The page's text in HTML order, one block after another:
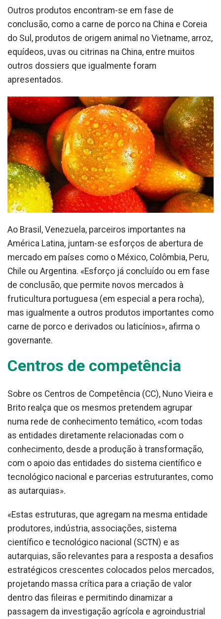
Outros produtos encontram-se em fase de
conclusão, como a carne de porco na China e Coreia
do Sul, produtos de origem animal no Vietname, arroz,
equídeos, uvas ou citrinas na China, entre muitos
outros dossiers que igualmente foram
apresentados.
Ao Brasil, Venezuela, parceiros importantes na
América Latina, juntam-se esforços de abertura de
mercado em países como o México, Colômbia, Peru,
Chile ou Argentina. «Esforço já concluído ou em fase
de conclusão, que permite novos mercados à
fruticultura portuguesa (em especial a pera rocha),
mas igualmente a outros produtos importantes como
carne de porco e derivados ou laticínios», afirma o
governante.
Centros de competência
Sobre os Centros de Competência (CC), Nuno Vieira e
Brito realça que os mesmos pretendem agrupar
numa rede de conhecimento temático, «com todas
as entidades diretamente relacionadas com o
conhecimento, desde a produção à transformação,
com o apoio das entidades do sistema científico e
tecnológico nacional e parcerias estruturantes, como
as autarquias».
«Estas estruturas, que agregam na mesma entidade
produtores, indústria, associações, sistema
científico e tecnológico nacional (SCTN) e as
autarquias, são relevantes para a resposta a desafios
estratégicos crescentes colocados pelos mercados,
projetando massa crítica para a criação de valor
dentro das fileiras e permitindo dinamizar a
passagem da investigação agrícola e agroindustrial